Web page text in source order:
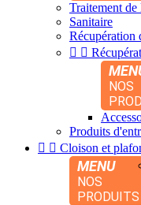
Traitement de
Sanitaire
Récupération
 
NOS
Produits
  Cloison et
MENU
NOS
PRODUITS